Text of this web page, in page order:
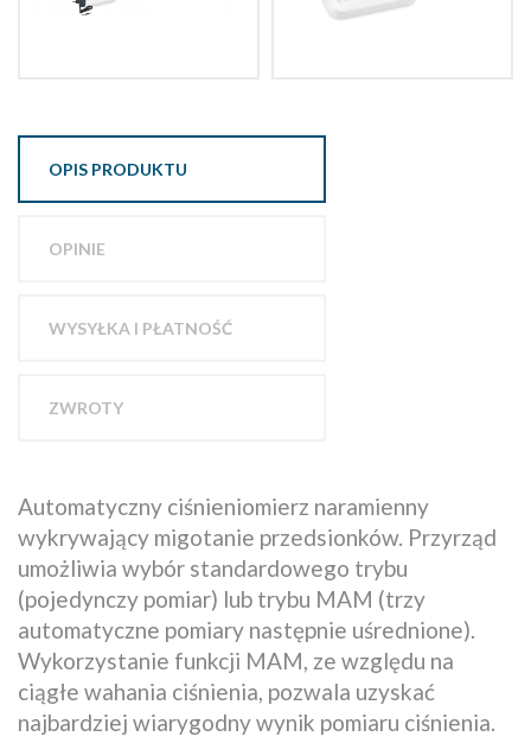
OPIS PRODUKTU
OPINIE
WYSYŁKA I PŁATNOŚĆ
ZWROTY
Automatyczny ciśnieniomierz naramienny
wykrywający migotanie przedsionków. Przyrząd
umożliwia wybór standardowego trybu
(pojedynczy pomiar) lub trybu MAM (trzy
automatyczne pomiary następnie uśrednione).
Wykorzystanie funkcji MAM, ze względu na
ciągłe wahania ciśnienia, pozwala uzyskać
najbardziej wiarygodny wynik pomiaru ciśnienia.